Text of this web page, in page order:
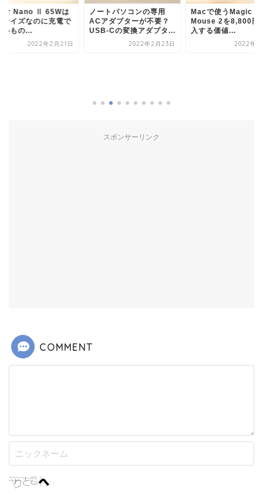
Nano Ⅱ 65Wは
サイズなのに充電で
いもの...
2022年2月21日
ノートパソコンの専用
ACアダプターが不要？
USB-Cの変換アダプタ...
2022年2月23日
Macで使うMagic
Mouse 2を8,800円
入する価値...
2022年2
スポンサーリンク
COMMENT